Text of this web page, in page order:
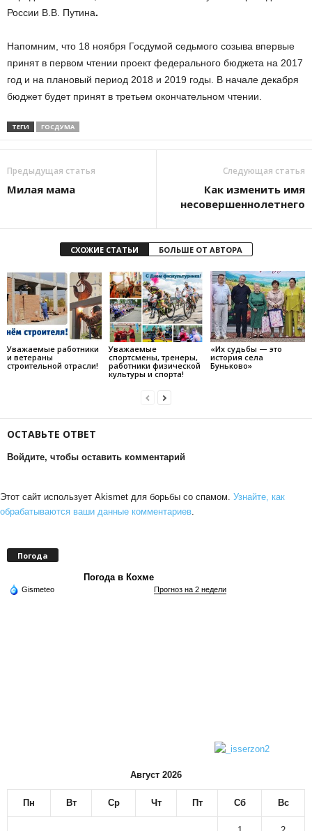
России В.В. Путина.
Напомним, что 18 ноября Госдумой седьмого созыва впервые
принят в первом чтении проект федерального бюджета на 2017
год и на плановый период 2018 и 2019 годы. В начале декабря
бюджет будет принят в третьем окончательном чтении.
ТЕГИ ГОСДУМА
Предыдущая статья
Милая мама
Следующая статья
Как изменить имя
несовершеннолетнего
СХОЖИЕ СТАТЬИ БОЛЬШЕ ОТ АВТОРА
Уважаемые работники
и ветераны
строительной отрасли!
Уважаемые
спортсмены, тренеры,
работники физической
культуры и спорта!
«Их судьбы — это
история села
Буньково»
ОСТАВЬТЕ ОТВЕТ
Войдите, чтобы оставить комментарий
Этот сайт использует Akismet для борьбы со спамом. Узнайте, как
обрабатываются ваши данные комментариев.
Погода
Погода в Кохме
Gismeteo Прогноз на 2 недели
Август 2026
Пн Вт Ср Чт Пт Сб Вс